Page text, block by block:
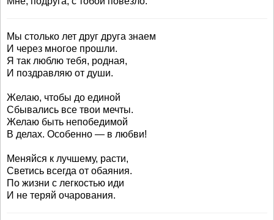
Мы столько лет друг друга знаем
И через многое прошли.
Я так люблю тебя, родная,
И поздравляю от души.
Желаю, чтобы до единой
Сбывались все твои мечты.
Желаю быть непобедимой
В делах. Особенно — в любви!
Меняйся к лучшему, расти,
Светись всегда от обаяния.
По жизни с легкостью иди
И не теряй очарования.